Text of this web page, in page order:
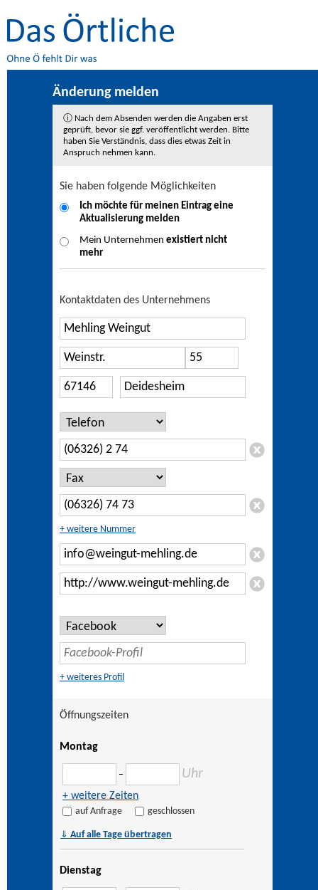
Änderung melden
ⓘ Nach dem Absenden werden die Angaben erst
geprüft, bevor sie ggf. veröffentlicht werden. Bitte
haben Sie Verständnis, dass dies etwas Zeit in
Anspruch nehmen kann.
Sie haben folgende Möglichkeiten
Ich möchte für meinen Eintrag eine
Aktualisierung melden
Mein Unternehmen existiert nicht
mehr
Kontaktdaten des Unternehmens
+ weitere Nummer
+ weiteres Profil
Öffnungszeiten
Montag
– Uhr
+ weitere Zeiten
auf Anfrage geschlossen
⇓ Auf alle Tage übertragen
Dienstag